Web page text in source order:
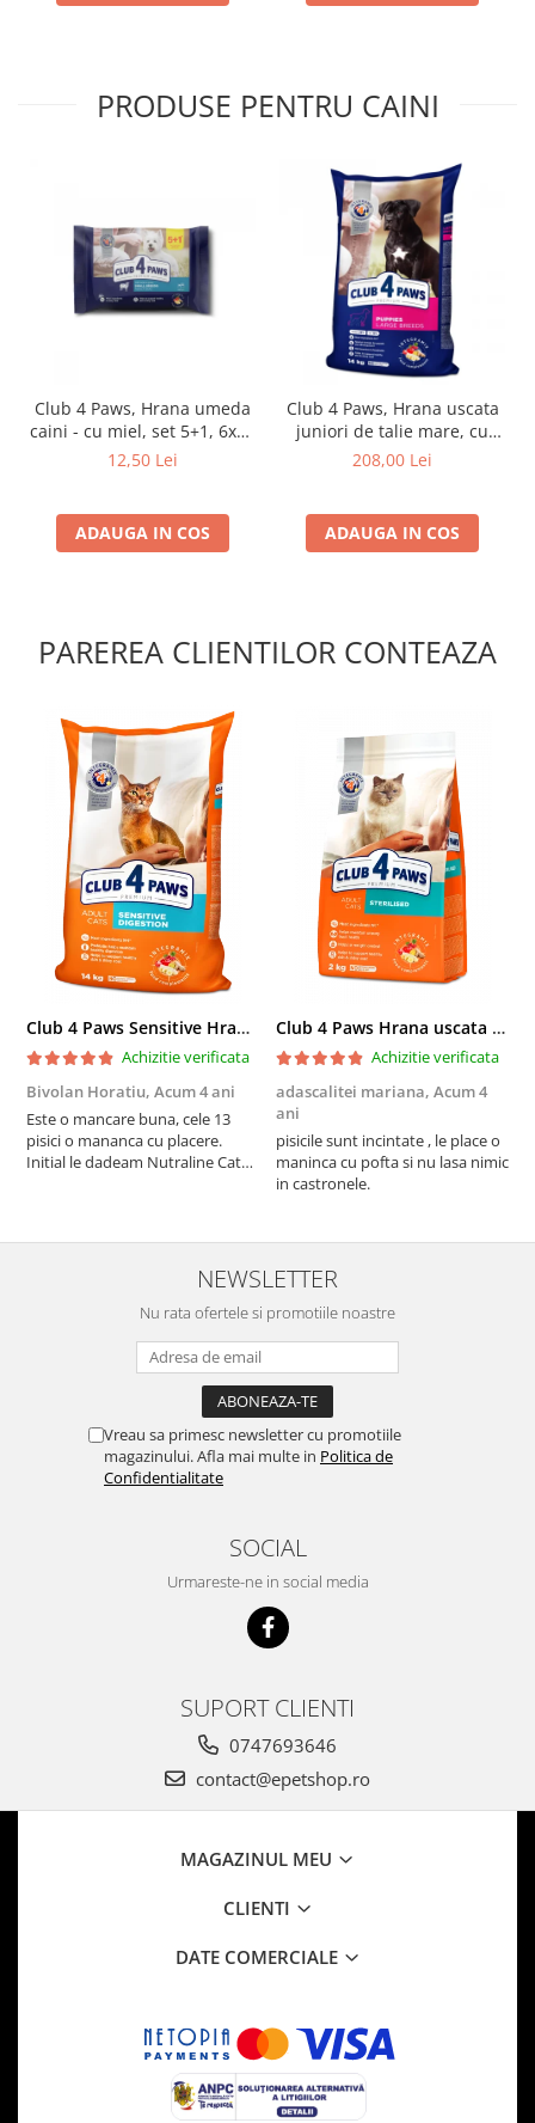
PRODUSE PENTRU CAINI
Club 4 Paws, Hrana umeda
caini - cu miel, set 5+1, 6x80
g
12,50 Lei
ADAUGA IN COS
Club 4 Paws, Hrana uscata
juniori de talie mare, cu
pui, 14kg
208,00 Lei
ADAUGA IN COS
PAREREA CLIENTILOR CONTEAZA
Club 4 Paws Sensitive Hrana uscata pisici adulte, 14kg
Achizitie verificata
Bivolan Horatiu, Acum 4 ani
Este o mancare buna, cele 13
pisici o mananca cu placere.
Initial le dadeam Nutraline Cat
nu o mananca cu placere. Eu
sunt multumit si voi continua cu
Club 4 Paws Hrana uscata pisici sterilizate, 2kg
Achizitie verificata
adascalitei mariana, Acum 4
ani
pisicile sunt incintate , le place o
maninca cu pofta si nu lasa nimic
in castronele.
NEWSLETTER
Nu rata ofertele si promotiile noastre
Vreau sa primesc newsletter cu promotiile
magazinului. Afla mai multe in Politica de
Confidentialitate
SOCIAL
Urmareste-ne in social media
SUPORT CLIENTI
0747693646
contact@epetshop.ro
MAGAZINUL MEU
CLIENTI
DATE COMERCIALE